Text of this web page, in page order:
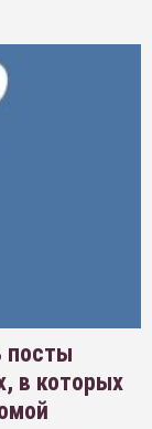
посты
в которых